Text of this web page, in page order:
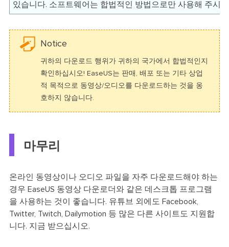
있습니다. 소프트웨어는 합법적인 방법으로만 사용해 주시
Notice
귀하의 다운로드 행위가 귀하의 국가에서 합법적인지
확인하십시오! EaseUS는 판매, 배포 또는 기타 상업
적 목적으로 동영상/오디오를 다운로드하는 것을 옹
호하지 않습니다.
마무리
온라인 동영상이나 오디오 파일을 자주 다운로드해야 하는
경우 EaseUS 동영상 다운로더와 같은 데스크톱 프로그램
을 사용하는 것이 좋습니다. 유튜브 외에도 Facebook,
Twitter, Twitch, Dailymotion 등 많은 다른 사이트도 지원합
니다. 지금 받으십시오.